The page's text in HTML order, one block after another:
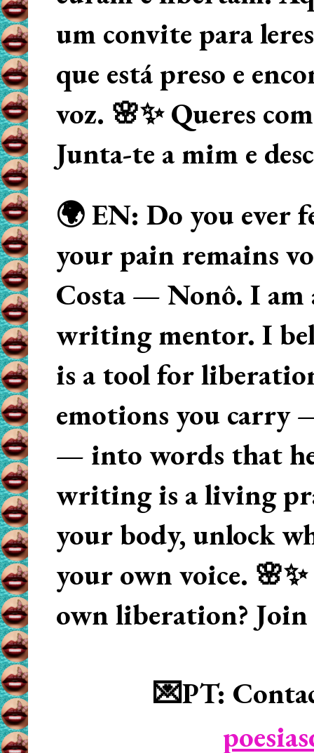
um convite para
que está preso e
voz. 🌸✨ Queres
Junta-te a mim e
🌍 EN: Do you ever
your pain remains
Costa — Nonô. I am
writing mentor. I
is a tool for
emotions you carry
— into words that
writing is a living
your body, unlock
your own voice.
own liberation? Join
💌PT: